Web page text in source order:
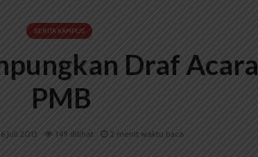
BERITA KAMPUS
Draf Acara
PMB
6 Juli 2013 149 dilihat 2 menit waktu baca